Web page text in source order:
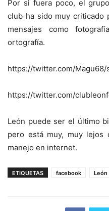
Por si fuera poco, el
club ha sido muy criticado
mensajes como
ortografía.
https://twitter.com/
https://twitter.com/
León puede ser el último
pero está muy, muy
manejo en internet.
ETIQUETAS facebook León